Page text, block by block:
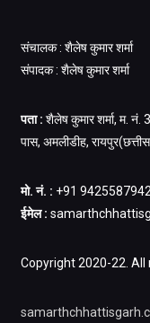
संचालक : शैलेष कुमार शर्मा
संपादक : शैलेष कुमार शर्मा
पता : शैलेष कुमार शर्मा, म. नं.
पास, अमलीडीह,
मो. नं. : +91
ईमेल :
Copyright 2020-22. All